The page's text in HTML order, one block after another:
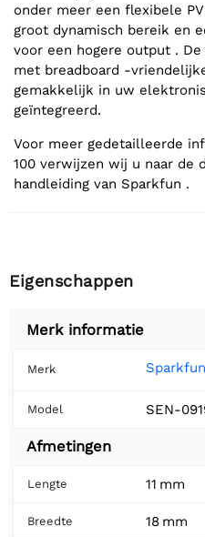
onder meer een flexibele
groot dynamisch bereik en
voor een hogere output .
met breadboard -
gemakkelijk in uw
geïntegreerd.
Voor meer gedetailleerde
100 verwijzen wij u naar de
handleiding van Sparkfun .
Eigenschappen
Merk informatie
Merk Sparkfun
Model SEN-
Afmetingen
Lengte 11 mm
Breedte 18 mm